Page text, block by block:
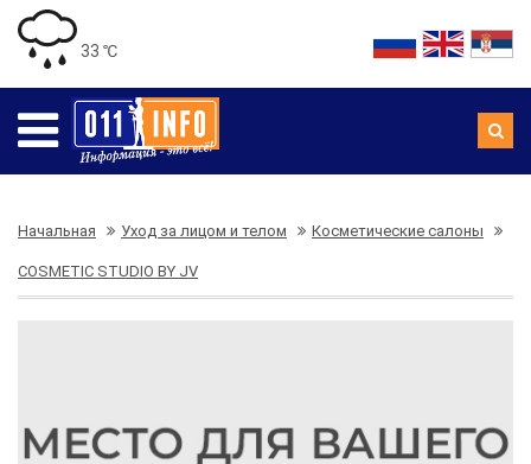
33 ℃
Начальная Уход за лицом и телом Косметические салоны
COSMETIC STUDIO BY JV